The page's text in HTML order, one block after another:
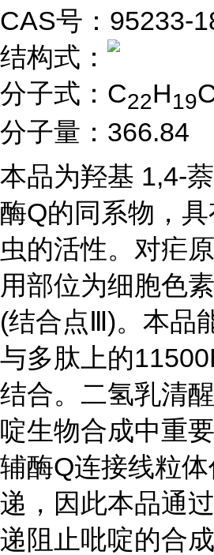
CAS号：95233-
结构式：
分子式：C22H19
分子量：366.84
本品为羟基 1,4-
酶Q的同系物，
虫的活性。对疟
用部位为细胞色
(结合点Ⅲ)。本品
与多肽上的
结合。二氢乳清
啶生物合成中重
辅酶Q连接线粒
递，因此本品通
递阻止吡啶的合